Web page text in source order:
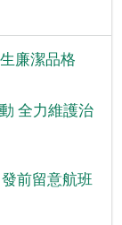
廉潔品格
全力維護治
前留意航班